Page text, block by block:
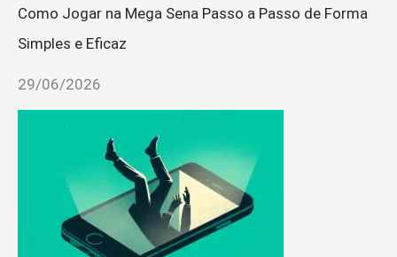
Como Jogar na Mega Sena Passo a Passo de Forma
Simples e Eficaz
29/06/2026